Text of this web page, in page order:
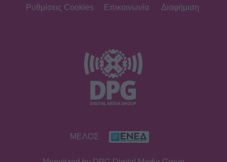
Ρυθμίσεις Cookies Επικοινωνία Διαφήμιση
ΜΕΛΟΣ